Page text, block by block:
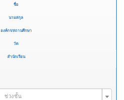
ชื่อ
นามสกุล
องค์กร/สถานศึกษา
วัด
สำนักเรียน
ช่วงชั้น